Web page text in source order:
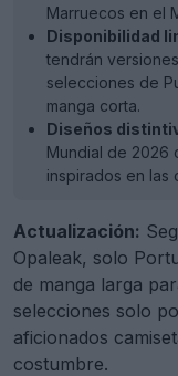
Marruecos en el
Disponibilidad
tendrán
selecciones de
manga corta.
Diseños
Mundial de 2026
inspirados en las
Actualización:
Opaleak, solo
de manga larga
selecciones solo
aficionados
costumbre.